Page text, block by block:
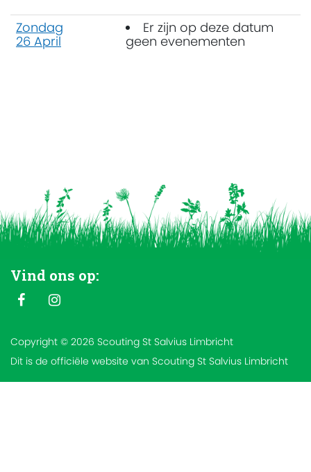
Zondag
26 April
Er zijn op deze datum
geen evenementen
Vind ons op:
Copyright © 2026 Scouting St Salvius Limbricht
Dit is de officiële website van Scouting St Salvius Limbricht